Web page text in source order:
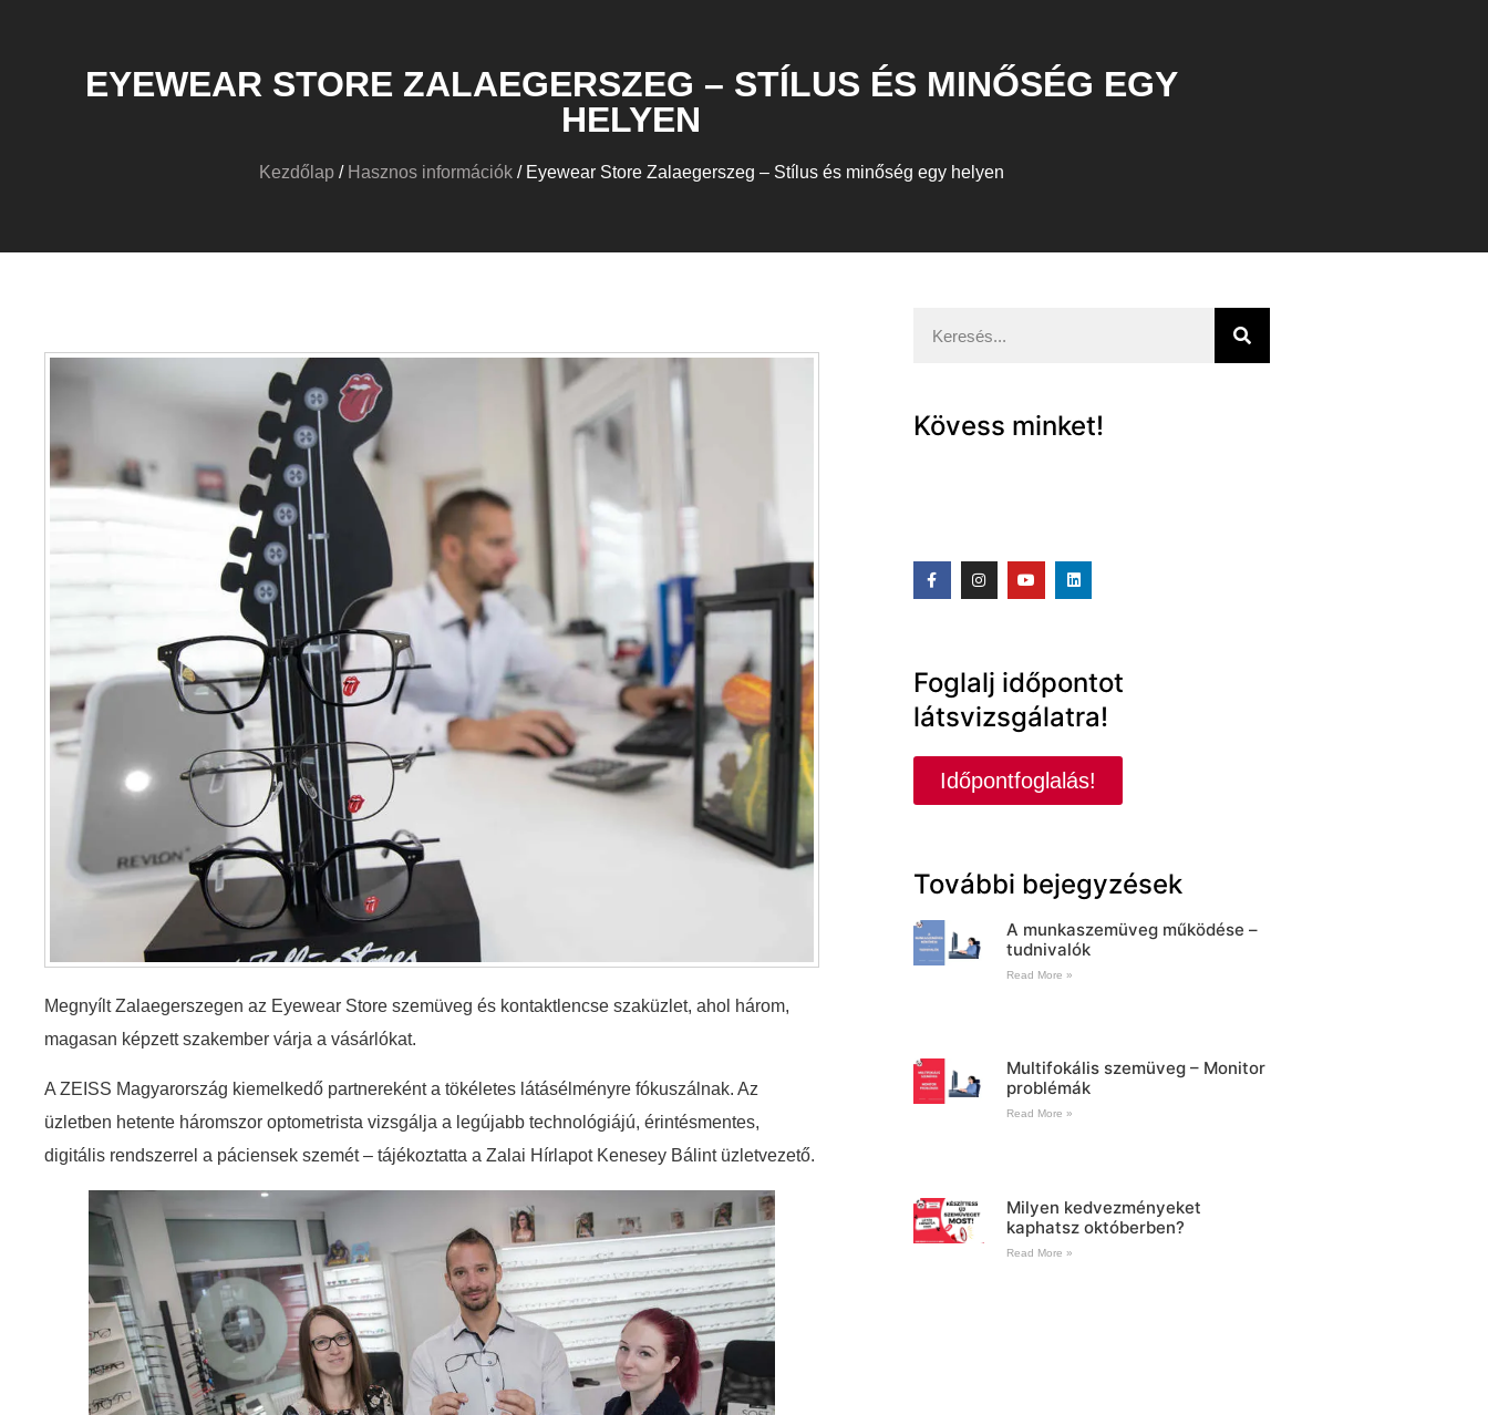
EYEWEAR STORE ZALAEGERSZEG – STÍLUS ÉS MINŐSÉG EGY
HELYEN
Kezdőlap/ Hasznos információk/ Eyewear Store Zalaegerszeg – Stílus és minőség egy helyen
Megnyílt Zalaegerszegen az Eyewear Store szemüveg és kontaktlencse szaküzlet, ahol három,
magasan képzett szakember várja a vásárlókat.
A ZEISS Magyarország kiemelkedő partnereként a tökéletes látásélményre fókuszálnak. Az
üzletben hetente háromszor optometrista vizsgálja a legújabb technológiájú, érintésmentes,
digitális rendszerrel a páciensek szemét – tájékoztatta a Zalai Hírlapot Kenesey Bálint üzletvezető.
Kövess minket!
Foglalj időpontot
látsvizsgálatra!
Időpontfoglalás!
További bejegyzések
A munkaszemüveg működése –
tudnivalók
Read More »
Multifokális szemüveg – Monitor
problémák
Read More »
Milyen kedvezményeket
kaphatsz októberben?
Read More »